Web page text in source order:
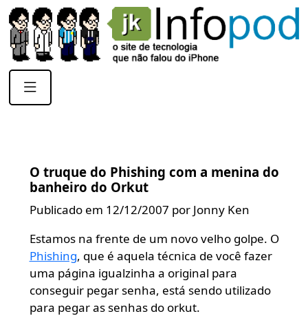
O truque do Phishing com a menina do
banheiro do Orkut
Publicado em 12/12/2007 por Jonny Ken
Estamos na frente de um novo velho golpe. O
Phishing, que é aquela técnica de você fazer
uma página igualzinha a original para
conseguir pegar senha, está sendo utilizado
para pegar as senhas do orkut.